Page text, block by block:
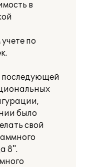
в
по
последующей
было
свой
8".